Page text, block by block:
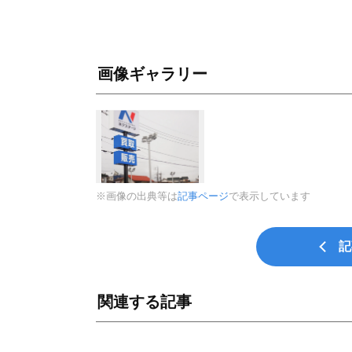
画像ギャラリー
※画像の出典等は記事ページで表示しています
関連する記事